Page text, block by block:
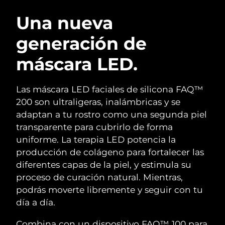
Una nueva
generación de
máscara LED.
Las máscara LED faciales de silicona FAQ™
200 son ultraligeras, inalámbricas y se
adaptan a tu rostro como una segunda piel
transparente para cubrirlo de forma
uniforme. La terapia LED potencia la
producción de colágeno para fortalecer las
diferentes capas de la piel, y estimula su
proceso de curación natural. Mientras,
podrás moverte libremente y seguir con tu
día a día.
Limpieza facial
Anti-aging massage
LUNA™ 4 Plus
Massage, LED heating
LUNA™ 4 Men
For men, anti-aging massage
Lifting facial
Microcurrent toning
BEAR™ 2 go
Microcurrent toning on-the-go
BEAR™ 2 eyes & lips
Microcurrent line smoothing device
Hidratación
UFO™ 3 pack
Deep facial hydration
UFO™ 3 LED
Near-infrared and red light therapy
Cuidado bucal
issa™ 4
Hybrid silicone sonic toothbrush
issa™ 4 plus
TRATAMIENTO ANTIEDAD FAQ™
Antiedad
NEW
Austria
Baréin Entrega prevista
Bélgica Entrega prevista
Bermudas Entrega prevista18.08.26
Bosnia y Herzegovina Entrega prevista15.08.26
Brunéi
Bulgaria Entrega prevista12.08.26
Canadá Entrega prevista16.08.26
Chile